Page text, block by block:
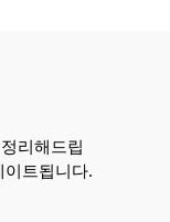
리해드립
트됩니다.